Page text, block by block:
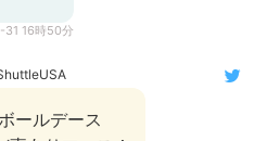
16時50分
ールデース